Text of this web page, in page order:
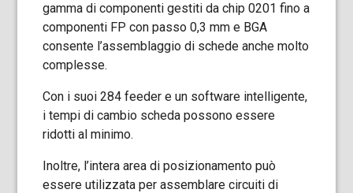
gamma di componenti gestiti da chip 0201 fino a
componenti FP con passo 0,3 mm e BGA
consente l’assemblaggio di schede anche molto
complesse.
Con i suoi 284 feeder e un software intelligente,
i tempi di cambio scheda possono essere
ridotti al minimo.
Inoltre, l’intera area di posizionamento può
essere utilizzata per assemblare circuiti di